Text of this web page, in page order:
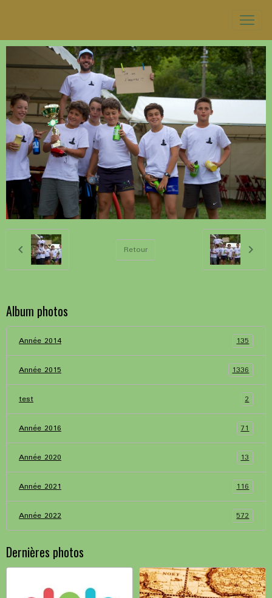
Retour
Album photos
Année 2014 135
Année 2015 1336
test 2
Année 2016 71
Année 2020 13
Année 2021 116
Année 2022 572
Dernières photos